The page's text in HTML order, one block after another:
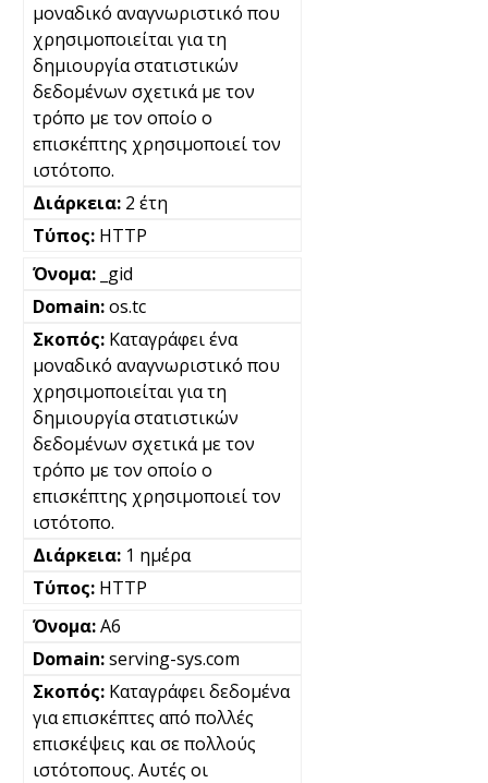
μοναδικό αναγνωριστικό που
χρησιμοποιείται για τη
δημιουργία στατιστικών
δεδομένων σχετικά με τον
τρόπο με τον οποίο ο
επισκέπτης χρησιμοποιεί τον
ιστότοπο.
2 έτη
HTTP
_gid
os.tc
Καταγράφει ένα
μοναδικό αναγνωριστικό που
χρησιμοποιείται για τη
δημιουργία στατιστικών
δεδομένων σχετικά με τον
τρόπο με τον οποίο ο
επισκέπτης χρησιμοποιεί τον
ιστότοπο.
1 ημέρα
HTTP
A6
serving-sys.com
Καταγράφει δεδομένα
για επισκέπτες από πολλές
επισκέψεις και σε πολλούς
ιστότοπους. Αυτές οι